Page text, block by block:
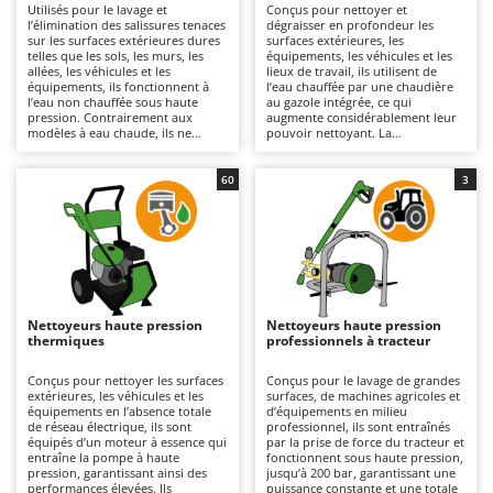
Autolaveuses
Autres produits
B
Balayeuses
Bancs de scie pour le bois - Scies à bûches
Barbecues
Bennes pour tracteur
Brosses pour sols extérieurs
Brouettes à moteur
Broyeurs à axe horizontal pour tracteur
Broyeurs de branches et végétaux
Butteurs pour tracteur
C
Chargeurs de batterie - Démarreurs
Charrues pour tracteur
Ambrogio Robot
Annovi Reverberi
ANTHBOT
Archman
Ardes
Argo
Ariete
Artus
Ausonia
Awelco
B
Baesso
Bahco
Utilisés pour le lavage et
l’élimination des salissures tenaces
sur les surfaces extérieures dures
telles que les sols, les murs, les
allées, les véhicules et les
équipements, ils fonctionnent à
l’eau non chauffée sous haute
pression. Contrairement aux
modèles à eau chaude, ils ne
plus maniables et plus simples à
utiliser ; c’est pourquoi ils sont
également les plus répandus et les
plus vendus. Ils couvrent un large
éventail d’utilisations, du bricolage
à un usage professionnel. Leur
capacité de travail varie en
fonction de la pression (bar) et du
débit (L/min), deux paramètres qui
déterminent le rendement horaire
et l’efficacité du nettoyage. Ils
conviennent aux surfaces de taille
travaux allant des interventions
légères aux utilisations plus
intensives. Disponibles en version
monophasée 230 V, triphasée 400
V ou à batterie, ils sont équipés de
pompes axiales ou linéaires
dotées de têtes en plastique, en
aluminium ou en laiton. Ils sont
Conçus pour nettoyer et
dégraisser en profondeur les
surfaces extérieures, les
équipements, les véhicules et les
lieux de travail, ils utilisent de
l’eau chauffée par une chaudière
au gazole intégrée, ce qui
augmente considérablement leur
pouvoir nettoyant. La
graisses, les huiles et les résidus
tenaces avec une efficacité
supérieure à celle des modèles à
eau froide. Adaptés aux surfaces
de taille moyenne à grande ainsi
qu’aux très grandes surfaces, ils
offrent des résultats
professionnels et conviennent
particulièrement aux ateliers, aux
exploitations agricoles, au secteur
du bâtiment et à l’industrie.
Disponibles en version
400 V, ils doivent être raccordés
au réseau électrique au moyen
d’un câble, dont la longueur
détermine leur rayon d’action. Ils
sont équipés de pompes axiales
ou linéaires dotées de têtes en
aluminium ou en laiton, conçues
pour résister aux contraintes
Nettoyeurs haute pression
thermiques
Conçus pour nettoyer les surfaces
extérieures, les véhicules et les
équipements en l’absence totale
de réseau électrique, ils sont
équipés d’un moteur à essence qui
entraîne la pompe à haute
pression, garantissant ainsi des
performances élevées. Ils
60
Nettoyeurs haute pression
professionnels à tracteur
Conçus pour le lavage de grandes
surfaces, de machines agricoles et
d’équipements en milieu
professionnel, ils sont entraînés
par la prise de force du tracteur et
fonctionnent sous haute pression,
jusqu’à 200 bar, garantissant une
puissance constante et une totale
3